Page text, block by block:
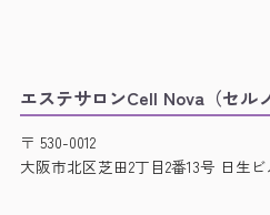
エステサロンCell Nova（セル
〒 530-0012
大阪市北区芝田2丁目2番13号 日生